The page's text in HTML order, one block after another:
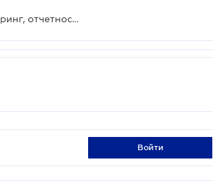
Минприроды предложило урегулировать мониторинг, отчетность и верификацию выбросов парниковых газов
войти